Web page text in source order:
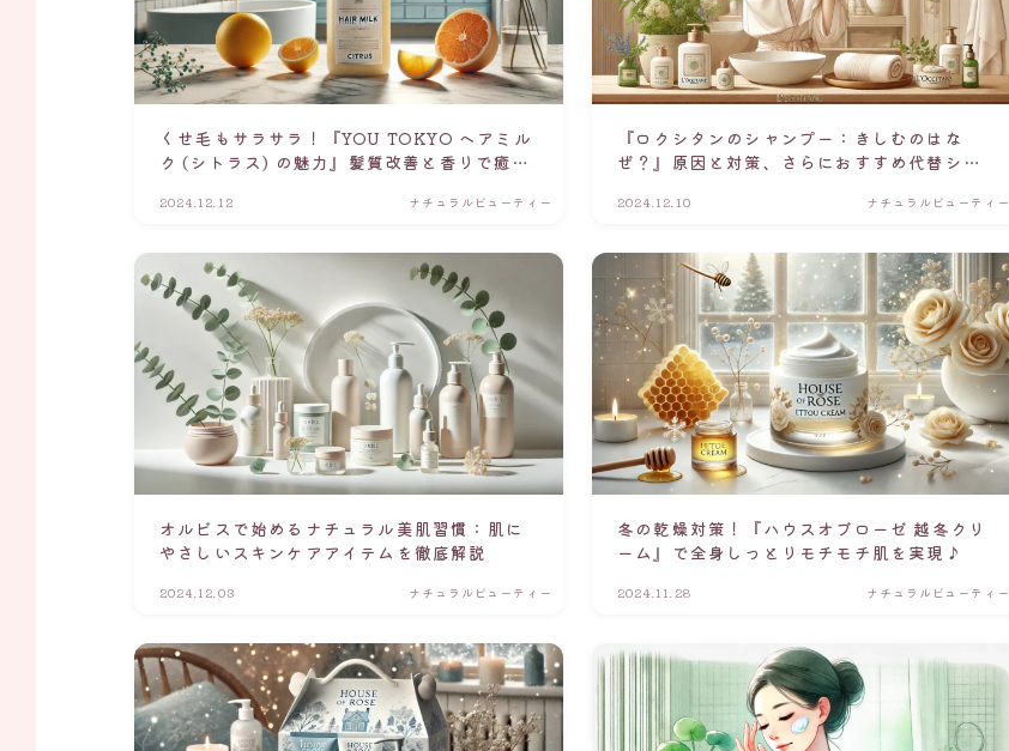
くせ毛もサラサラ！『YOU TOKYO ヘアミル
ク (シトラス) の魅力』髪質改善と香りで癒さ
2024.12.12 ナチュラルビューティー
『ロクシタンのシャンプー：きしむのはな
ぜ？』原因と対策、さらにおすすめ代替シャ
2024.12.10 ナチュラルビューティー
オルビスで始めるナチュラル美肌習慣：肌に
やさしいスキンケアアイテムを徹底解説
2024.12.03 ナチュラルビューティー
冬の乾燥対策！『ハウスオブローゼ 越冬クリ
ーム』で全身しっとりモチモチ肌を実現♪
2024.11.28 ナチュラルビューティー